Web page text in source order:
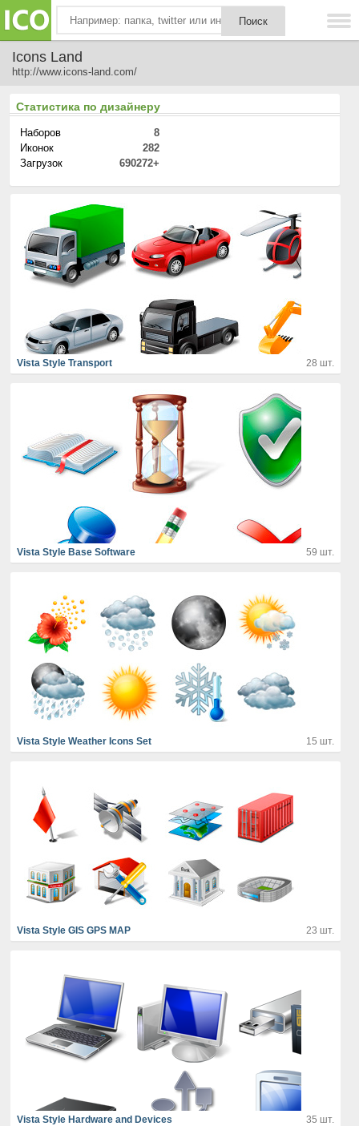
Icons Land
http://www.icons-land.com/
Статистика по дизайнеру
Наборов
8
Иконок
282
Загрузок
690272+
Vista Style Transport 28 шт.
Vista Style Base Software 59 шт.
Vista Style Weather Icons Set 15 шт.
Vista Style GIS GPS MAP 23 шт.
Vista Style Hardware and Devices 35 шт.